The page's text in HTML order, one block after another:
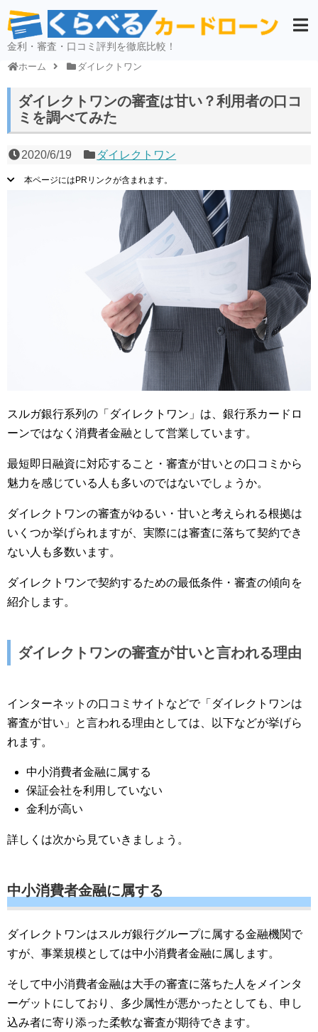
金利・審査・口コミ評判を徹底比較！
ホーム ダイレクトワン
ダイレクトワンの審査は甘い？利用者の口コ
ミを調べてみた
2020/6/19 ダイレクトワン
本ページにはPRリンクが含まれます。
スルガ銀行系列の「ダイレクトワン」は、銀行系カードロ
ーンではなく消費者金融として営業しています。
最短即日融資に対応すること・審査が甘いとの口コミから
魅力を感じている人も多いのではないでしょうか。
ダイレクトワンの審査がゆるい・甘いと考えられる根拠は
いくつか挙げられますが、実際には審査に落ちて契約でき
ない人も多数います。
ダイレクトワンで契約するための最低条件・審査の傾向を
紹介します。
ダイレクトワンの審査が甘いと言われる理由
インターネットの口コミサイトなどで「ダイレクトワンは
審査が甘い」と言われる理由としては、以下などが挙げら
れます。
中小消費者金融に属する
保証会社を利用していない
金利が高い
詳しくは次から見ていきましょう。
中小消費者金融に属する
ダイレクトワンはスルガ銀行グループに属する金融機関で
すが、事業規模としては中小消費者金融に属します。
そして中小消費者金融は大手の審査に落ちた人をメインタ
ーゲットにしており、多少属性が悪かったとしても、申し
込み者に寄り添った柔軟な審査が期待できます。